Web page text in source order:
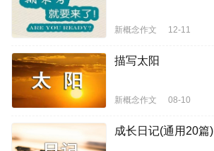
新概念作文 12-11
描写太阳
新概念作文 08-10
成长日记(通用20篇)